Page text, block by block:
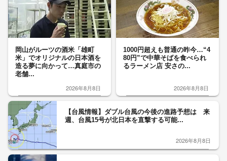
岡山がルーツの酒米「雄町
米」でオリジナルの日本酒を
造る夢に向かって…真庭市の
老舗...
2026年8月8日
1000円超えも普通の昨今…“4
80円”で中華そばを食べられ
るラーメン店 安さの...
2026年8月8日
【台風情報】ダブル台風の今後の進路予想は 来
週、台風15号が北日本を直撃する可能...
2026年8月8日